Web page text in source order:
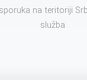
na teritoriji
služba